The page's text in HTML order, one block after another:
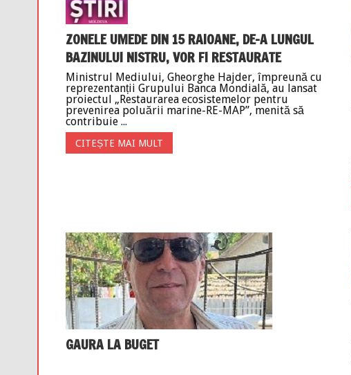
ZONELE UMEDE DIN 15 RAIOANE, DE-A LUNGUL
BAZINULUI NISTRU, VOR FI RESTAURATE
Ministrul Mediului, Gheorghe Hajder, împreună cu
reprezentanții Grupului Banca Mondială, au lansat
proiectul „Restaurarea ecosistemelor pentru
prevenirea poluării marine-RE-MAP”, menită să
contribuie ...
CITEȘTE MAI MULT
GAURA LA BUGET